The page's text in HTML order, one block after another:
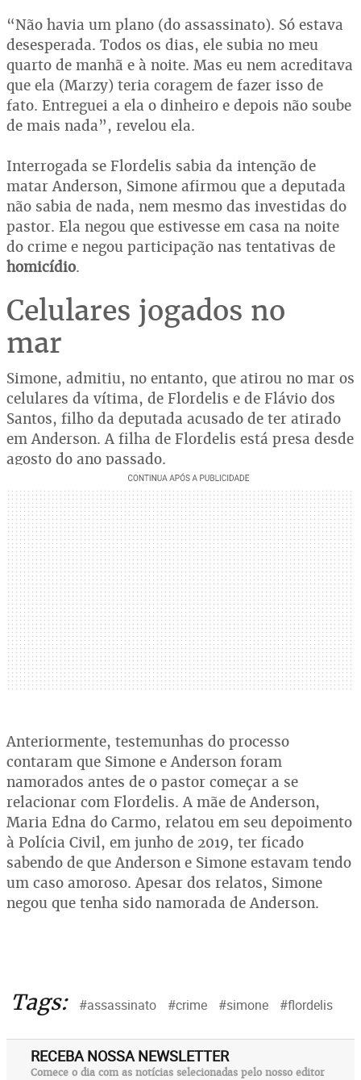
“Não havia um plano (do assassinato). Só estava
desesperada. Todos os dias, ele subia no meu
quarto de manhã e à noite. Mas eu nem acreditava
que ela (Marzy) teria coragem de fazer isso de
fato. Entreguei a ela o dinheiro e depois não soube
de mais nada”, revelou ela.
Interrogada se Flordelis sabia da intenção de
matar Anderson, Simone afirmou que a deputada
não sabia de nada, nem mesmo das investidas do
pastor. Ela negou que estivesse em casa na noite
do crime e negou participação nas tentativas de
homicídio.
Celulares jogados no
mar
Simone, admitiu, no entanto, que atirou no mar os
celulares da vítima, de Flordelis e de Flávio dos
Santos, filho da deputada acusado de ter atirado
em Anderson. A filha de Flordelis está presa desde
agosto do ano passado.
Anteriormente, testemunhas do processo
contaram que Simone e Anderson foram
namorados antes de o pastor começar a se
relacionar com Flordelis. A mãe de Anderson,
Maria Edna do Carmo, relatou em seu depoimento
à Polícia Civil, em junho de 2019, ter ficado
sabendo de que Anderson e Simone estavam tendo
um caso amoroso. Apesar dos relatos, Simone
negou que tenha sido namorada de Anderson.
Tags: #assassinato #crime #simone #flordelis
RECEBA NOSSA NEWSLETTER
Comece o dia com as notícias selecionadas pelo nosso editor